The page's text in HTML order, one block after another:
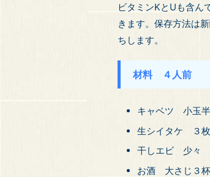
ビタミンKとUも含ん
きます。保存方法は
ちします。
材料 ４人前
キャベツ 小玉
生シイタケ ３枚
干しエビ 少々
お酒 大さじ３杯